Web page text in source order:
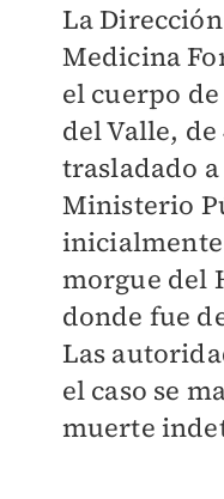
La
Medicina
el cuerpo
del Valle, de
trasladado
Ministerio
morgue del
donde fue
Las
el caso se
muerte